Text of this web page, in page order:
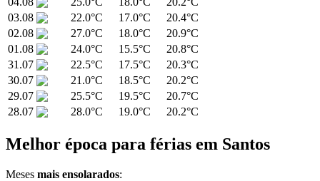
03.08
22.0°C 17.0°C
20.4°C
02.08
27.0°C 18.0°C
20.9°C
01.08
24.0°C 15.5°C
20.8°C
31.07
22.5°C 17.5°C
20.3°C
30.07
21.0°C 18.5°C
20.2°C
29.07
25.5°C 19.5°C
20.7°C
28.07
28.0°C 19.0°C 20.2°C
Melhor época para férias em Santos
Meses mais ensolarados: